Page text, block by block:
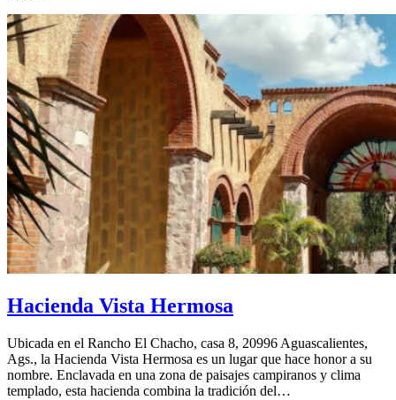
Hacienda Vista Hermosa
Ubicada en el Rancho El Chacho, casa 8, 20996 Aguascalientes,
Ags., la Hacienda Vista Hermosa es un lugar que hace honor a su
nombre. Enclavada en una zona de paisajes campiranos y clima
templado, esta hacienda combina la tradición del…